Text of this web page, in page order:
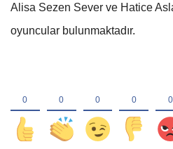
Alisa Sezen Sever ve Hatice
oyuncular bulunmaktadır.